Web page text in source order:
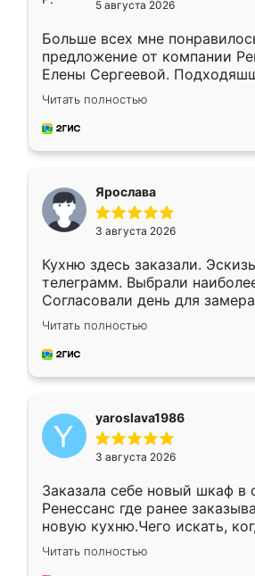
5 августа 2026
Больше всех мне
предложение от компании
Елены Сергеевой.
короткие сроки
для замера сотрудник
предложил по моему эскизу
Читать полностью
Ярослава
3 августа 2026
Кухню здесь заказали.
телеграмм. Выбрали
Согласовали день для
недели кухня была уже
довольны работой. Спасибо
мебель за качественную
Читать полностью
yaroslava1986
3 августа 2026
Заказала себе новый шкаф в
Ренессанс где ранее
новую кухню.Чего искать,
вполне довольна. Служит
два года, нареканий нет.
Читать полностью